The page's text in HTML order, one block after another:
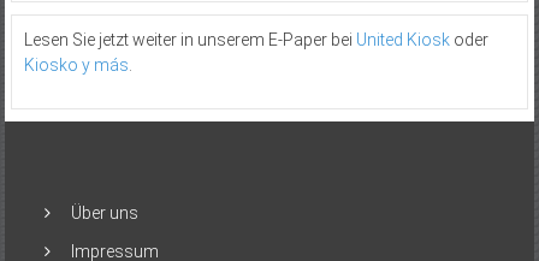
Lesen Sie jetzt weiter in unserem E-Paper bei United Kioskoder
Kiosko y más
Über uns
Impressum